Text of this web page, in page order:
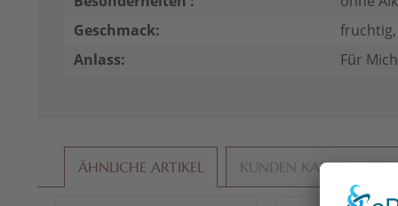
Geschmack:
Anlass:
Für Mich
ÄHNLICHE ARTIKEL KUNDEN KAUFTEN